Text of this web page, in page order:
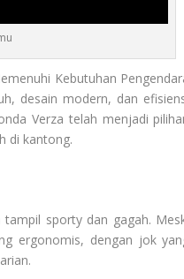
Kebutuhan
desain modern, dan
Verza telah menjadi
di kantong.
sporty dan gagah.
ergonomis, dengan jok